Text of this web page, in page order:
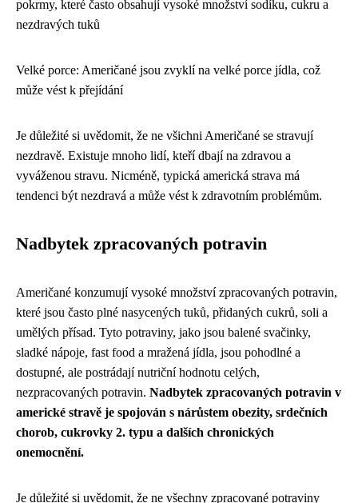
pokrmy, které často obsahují vysoké množství sodíku, cukru a
nezdravých tuků
Velké porce: Američané jsou zvyklí na velké porce jídla, což
může vést k přejídání
Je důležité si uvědomit, že ne všichni Američané se stravují
nezdravě. Existuje mnoho lidí, kteří dbají na zdravou a
vyváženou stravu. Nicméně, typická americká strava má
tendenci být nezdravá a může vést k zdravotním problémům.
Nadbytek zpracovaných potravin
Američané konzumují vysoké množství zpracovaných potravin,
které jsou často plné nasycených tuků, přidaných cukrů, soli a
umělých přísad. Tyto potraviny, jako jsou balené svačinky,
sladké nápoje, fast food a mražená jídla, jsou pohodlné a
dostupné, ale postrádají nutriční hodnotu celých,
nezpracovaných potravin. Nadbytek zpracovaných potravin v
americké stravě je spojován s nárůstem obezity, srdečních
chorob, cukrovky 2. typu a dalších chronických
onemocnění.
Je důležité si uvědomit, že ne všechny zpracované potraviny